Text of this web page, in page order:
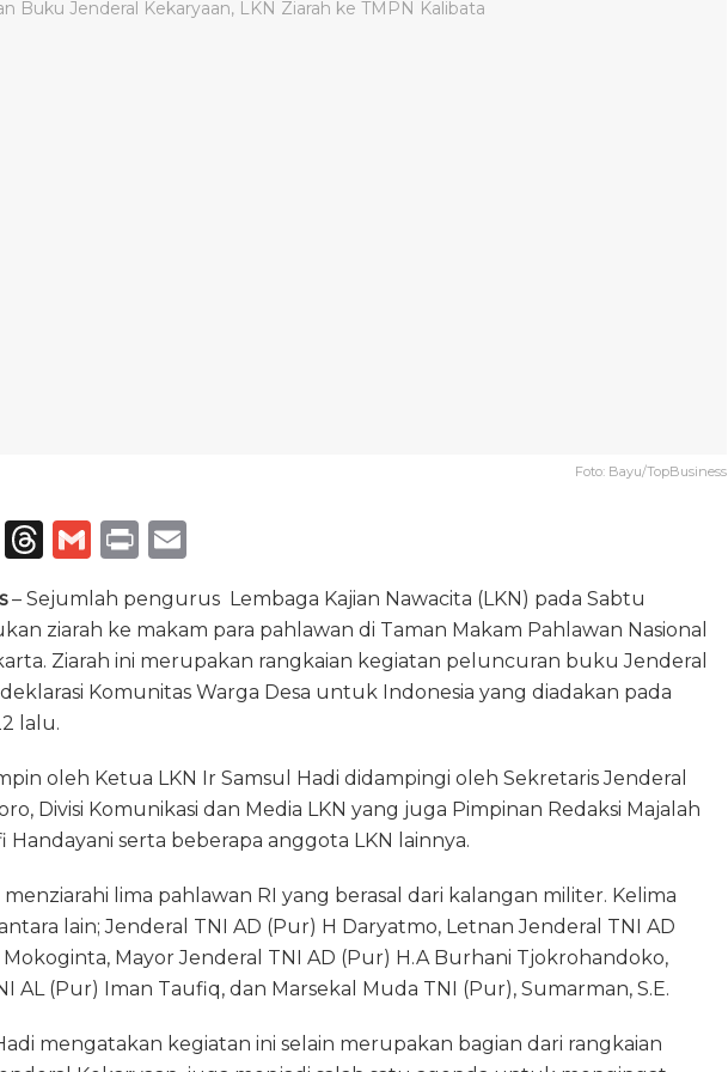
Foto: Bayu/TopBusiness
T
re
a
d
s
G
ai
l
P
n
t
ai
l
– Sejumlah pengurus Lembaga Kajian Nawacita (LKN) pada Sabtu
ziarah ke makam para pahlawan di Taman Makam Pahlawan Nasional
Ziarah ini merupakan rangkaian kegiatan peluncuran buku Jenderal
Komunitas Warga Desa untuk Indonesia yang diadakan pada
lalu.
oleh Ketua LKN Ir Samsul Hadi didampingi oleh Sekretaris Jenderal
Divisi Komunikasi dan Media LKN yang juga Pimpinan Redaksi Majalah
serta beberapa anggota LKN lainnya.
lima pahlawan RI yang berasal dari kalangan militer. Kelima
lain; Jenderal TNI AD (Pur) H Daryatmo, Letnan Jenderal TNI AD
Mayor Jenderal TNI AD (Pur) H.A Burhani Tjokrohandoko,
AL (Pur) Iman Taufiq, dan Marsekal Muda TNI (Pur), Sumarman, S.E.
mengatakan kegiatan ini selain merupakan bagian dari rangkaian